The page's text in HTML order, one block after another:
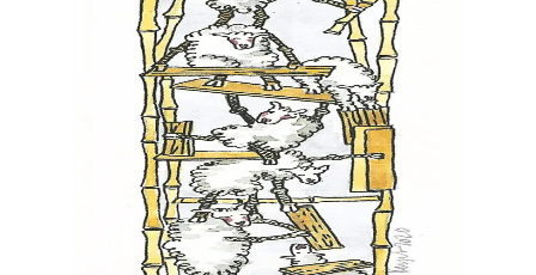
har
flera
varianter.
De
olika
alternativen
kan
väljas
på